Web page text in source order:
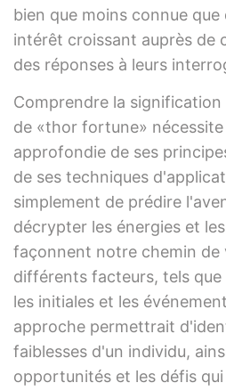
bien que moins connue que
intérêt croissant auprès de
des réponses à leurs
Comprendre la
de «thor fortune»
approfondie de ses
de ses techniques
simplement de prédire
décrypter les énergies et
façonnent notre chemin de
différents facteurs, tels que
les initiales et les
approche permettrait
faiblesses d'un individu,
opportunités et les défis